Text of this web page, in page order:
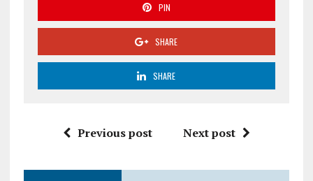
PIN
SHARE
SHARE
Previous post Next post